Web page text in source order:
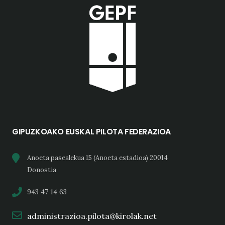
GIPUZKOAKO EUSKAL PILOTA FEDERAZIOA
Anoeta pasealekua 15 (Anoeta estadioa) 20014
Donostia
943 47 14 63
administrazioa.pilota@kirolak.net